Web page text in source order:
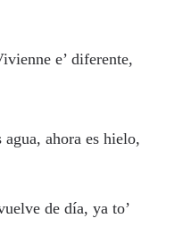
e’ diferente,
ahora es hielo,
de día, ya to’